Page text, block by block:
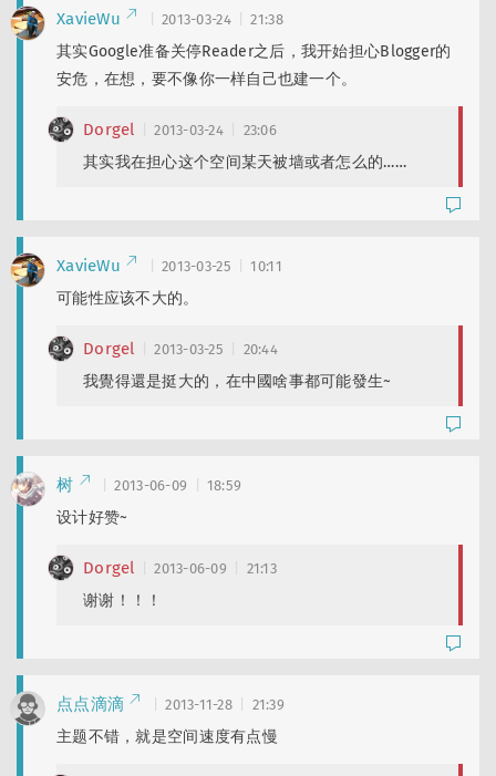
XavieWu 2013-03-24 21:38
其实Google准备关停Reader之后，我开始担心Blogger的
安危，在想，要不像你一样自己也建一个。
Dorgel 2013-03-24 23:06
其实我在担心这个空间某天被墙或者怎么的……
XavieWu 2013-03-25 10:11
可能性应该不大的。
Dorgel 2013-03-25 20:44
我覺得還是挺大的，在中國啥事都可能發生~
树 2013-06-09 18:59
设计好赞~
Dorgel 2013-06-09 21:13
谢谢！！！
点点滴滴 2013-11-28 21:39
主题不错，就是空间速度有点慢